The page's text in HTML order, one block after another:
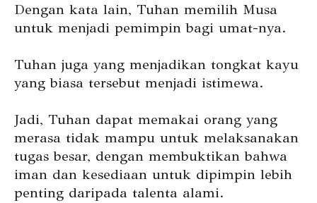
Dengan kata lain, Tuhan memilih Musa
untuk menjadi pemimpin bagi umat-nya.
Tuhan juga yang menjadikan tongkat kayu
yang biasa tersebut menjadi istimewa.
Jadi, Tuhan dapat memakai orang yang
merasa tidak mampu untuk melaksanakan
tugas besar, dengan membuktikan bahwa
iman dan kesediaan untuk dipimpin lebih
penting daripada talenta alami.